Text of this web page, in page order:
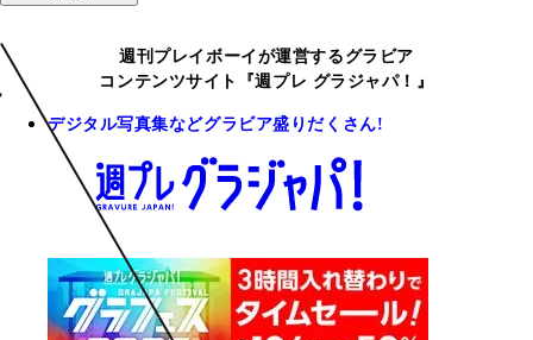
週刊プレイボーイが運営するグラビア
コンテンツサイト『週プレ グラジャパ！』
デジタル写真集などグラビア盛りだくさん!